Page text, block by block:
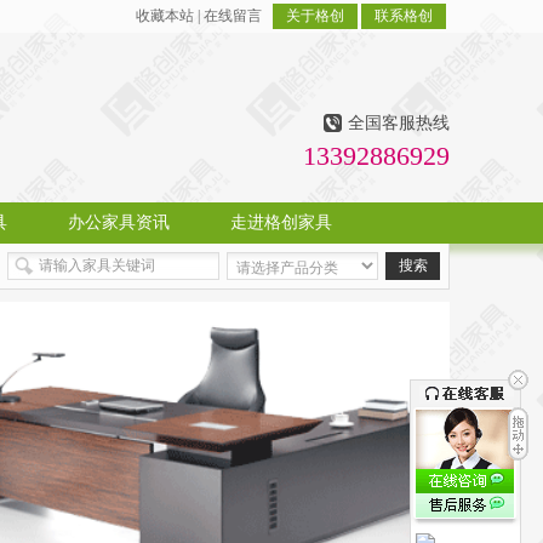
收藏本站 在线留言 关于格创 联系格创
全国客服热线
13392886929
办公家具资讯 走进格创家具